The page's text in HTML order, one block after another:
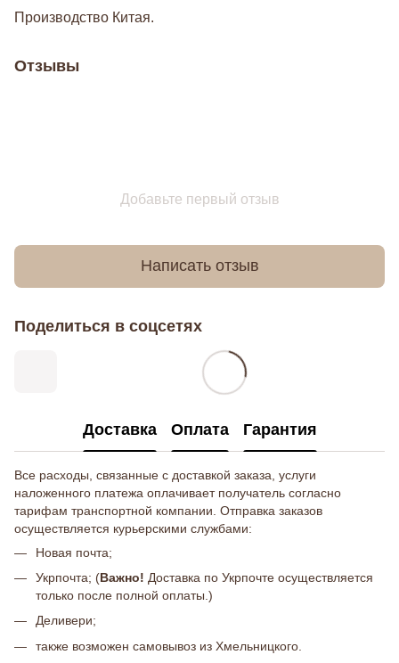
Производство Китая.
Отзывы
Добавьте первый отзыв
Написать отзыв
Поделиться в соцсетях
Доставка Оплата Гарантия
Все расходы, связанные с доставкой заказа, услуги
наложенного платежа оплачивает получатель согласно
тарифам транспортной компании. Отправка заказов
осуществляется курьерскими службами:
Новая почта;
Укрпочта; (Важно! Доставка по Укрпочте осуществляется
только после полной оплаты.)
Деливери;
также возможен самовывоз из Хмельницкого.